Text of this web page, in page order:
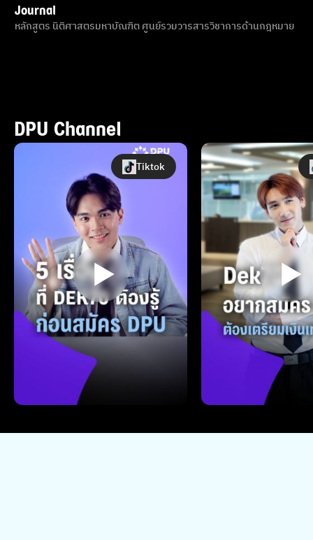
Journal
หลักสูตร นิติศาสตรมหาบัณฑิต ศูนย์รวมวารสารวิชาการด้านกฎหมาย
DPU Channel
Tiktok